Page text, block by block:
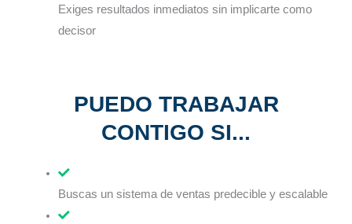
Exiges resultados inmediatos sin implicarte como
decisor
PUEDO TRABAJAR
CONTIGO SI...
Buscas un sistema de ventas predecible y escalable